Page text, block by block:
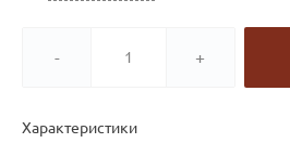
- +
Характеристики